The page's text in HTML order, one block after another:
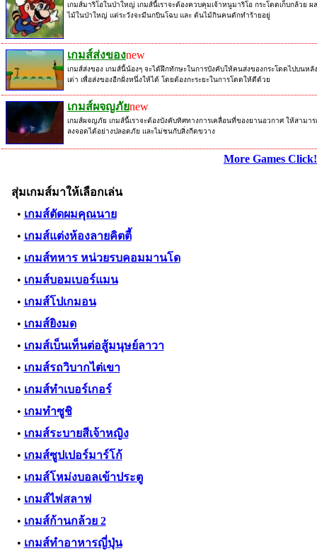
เกมส์มาริโอในป่าใหญ่ เกมส์นี้เราจะต้องควบคุมเจ้าหนูมาริโอ กระโดดเก็บกล้วย ผล
ไม้ในป่าใหญ่ แต่ระวังจะมีนกบินโฉบ และ ต้นไม้กินคนดักทำร้ายอยู่
เกมส์ส่งของnew
เกมส์ส่งของ เกมส์นี้น้องๆ จะได้ฝึกทักษะในการบังคับให้คนส่งของกระโดดไปบนหลัง
เต่า เพื่อส่งของอีกฝั่งหนึ่งให้ได้ โดยต้องกะระยะในการโดดให้ดีด้วย
เกมส์ผจญภัยnew
เกมส์ผจญภัย เกมส์นี้เราจะต้องบังคับทิศทางการเคลื่อนที่ของยานอวกาศ ให้สามาร
ลงจอดได้อย่างปลอดภัย และไม่ชนกับสิ่งกีดขวาง
More Games
สุ่มเกมส์มาให้เลือกเล่น
• เกมส์ตัดผมคุณนาย
• เกมส์แต่งห้องลายคิตตี้
• เกมส์ทหาร หน่วยรบคอมมานโด
• เกมส์บอมเบอร์แมน
• เกมส์โปเกมอน
• เกมส์ยิงมด
• เกมส์เบ็นเท็นต่อสู้มนุษย์ลาวา
• เกมส์รถวิบากไต่เขา
• เกมส์ทำเบอร์เกอร์
• เกมทำซูชิ
• เกมส์ระบายสีเจ้าหญิง
• เกมส์ซูปเปอร์มาร์โก้
• เกมส์โหม่งบอลเข้าประตู
• เกมส์ไพ่สลาฟ
• เกมส์ก้านกล้วย 2
• เกมส์ทำอาหารญี่ปุ่น